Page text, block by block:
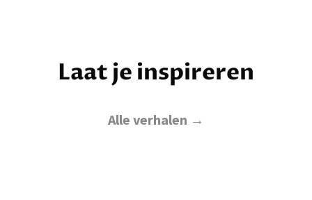
Laat je inspireren
Alle verhalen →